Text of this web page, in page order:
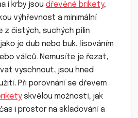
i krby jsou dřevěné brikety,
výhřevnost a minimální
z čistých, suchých pilin
je dub nebo buk, lisováním
válců. Nemusíte je řezat,
vyschnout, jsou hned
Při porovnání se dřevem
skvělou možností, jak
i prostor na skladování a